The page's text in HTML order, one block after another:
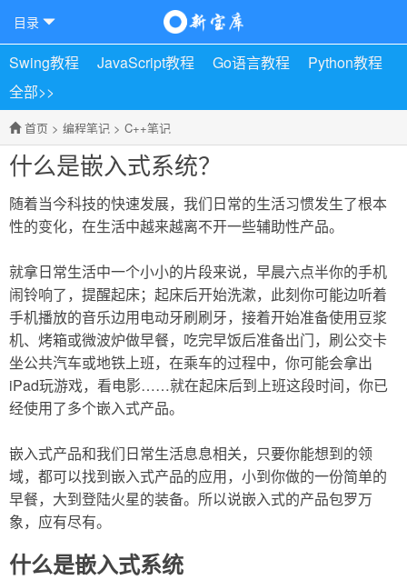
Swing教程 JavaScript教程 Go语言教程
Python教程
全部>>
目录
首页 > 编程笔记 > C++笔记
什么是嵌入式系统？
随着当今科技的快速发展，我们日常的生活习惯发生了根本
性的变化，在生活中越来越离不开一些辅助性产品。
就拿日常生活中一个小小的片段来说，早晨六点半你的手机
闹铃响了，提醒起床；起床后开始洗漱，此刻你可能边听着
手机播放的音乐边用电动牙刷刷牙，接着开始准备使用豆浆
机、烤箱或微波炉做早餐，吃完早饭后准备出门，刷公交卡
坐公共汽车或地铁上班，在乘车的过程中，你可能会拿出
iPad玩游戏，看电影……就在起床后到上班这段时间，你已
经使用了多个嵌入式产品。
嵌入式产品和我们日常生活息息相关，只要你能想到的领
域，都可以找到嵌入式产品的应用，小到你做的一份简单的
早餐，大到登陆火星的装备。所以说嵌入式的产品包罗万
象，应有尽有。
什么是嵌入式系统